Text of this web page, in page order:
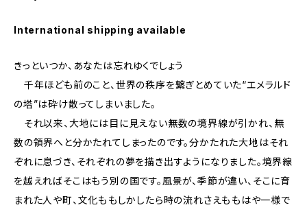
International shipping available
きっといつか、あなたは忘れゆくでしょう
千年ほども前のこと、世界の秩序を繋ぎとめていた“エメラルド
の塔”は砕け散ってしまいました。
それ以来、大地には目に見えない無数の境界線が引かれ、無
数の領界へと分かたれてしまったのです。分かたれた大地はそれ
ぞれに息づき、それぞれの夢を描き出すようになりました。境界線
を越えればそこはもう別の国です。風景が、季節が違い、そこに育
まれた人や町、文化も――もしかしたら時の流れさえも――もはや一様で